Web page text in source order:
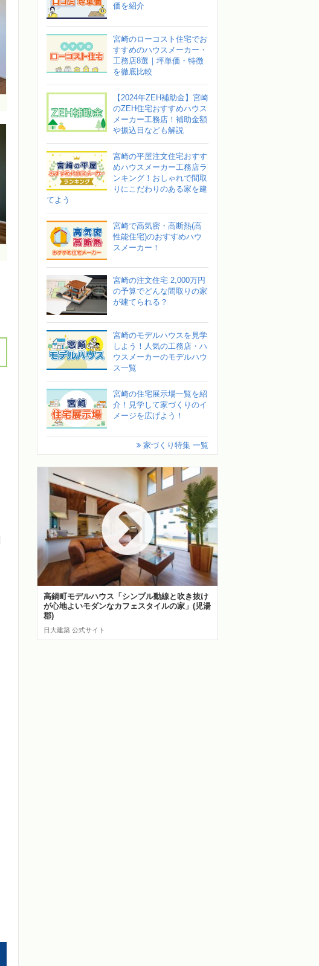
価を紹介
宮崎のローコスト住宅でお
すすめのハウスメーカー・
工務店8選｜坪単価・特徴
を徹底比較
【2024年ZEH補助金】宮崎
のZEH住宅おすすめハウス
メーカー工務店！補助金額
や振込日なども解説
宮崎の平屋注文住宅おすす
めハウスメーカー工務店ラ
ンキング！おしゃれで間取
りにこだわりのある家を建
てよう
宮崎で高気密・高断熱(高
性能住宅)のおすすめハウ
スメーカー！
宮崎の注文住宅 2,000万円
の予算でどんな間取りの家
が建てられる？
宮崎のモデルハウスを見学
しよう！人気の工務店・ハ
ウスメーカーのモデルハウ
ス一覧
宮崎の住宅展示場一覧を紹
介！見学して家づくりのイ
メージを広げよう！
家づくり特集 一覧
高鍋町モデルハウス「シンプル動線と吹き抜け
が心地よいモダンなカフェスタイルの家」(児湯
郡)
日大建築 公式サイト